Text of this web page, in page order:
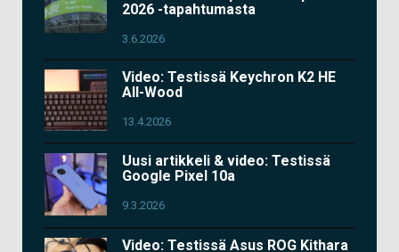
2026 -tapahtumasta
3.6.2026
Video: Testissä Keychron K2 HE
All-Wood
13.4.2026
Uusi artikkeli & video: Testissä
Google Pixel 10a
9.3.2026
Video: Testissä Asus ROG Kithara